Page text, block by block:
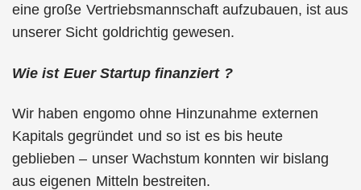
eine große Vertriebsmannschaft aufzubauen, ist aus
unserer Sicht goldrichtig gewesen.
Wie ist Euer Startup finanziert ?
Wir haben engomo ohne Hinzunahme externen
Kapitals gegründet und so ist es bis heute
geblieben – unser Wachstum konnten wir bislang
aus eigenen Mitteln bestreiten.